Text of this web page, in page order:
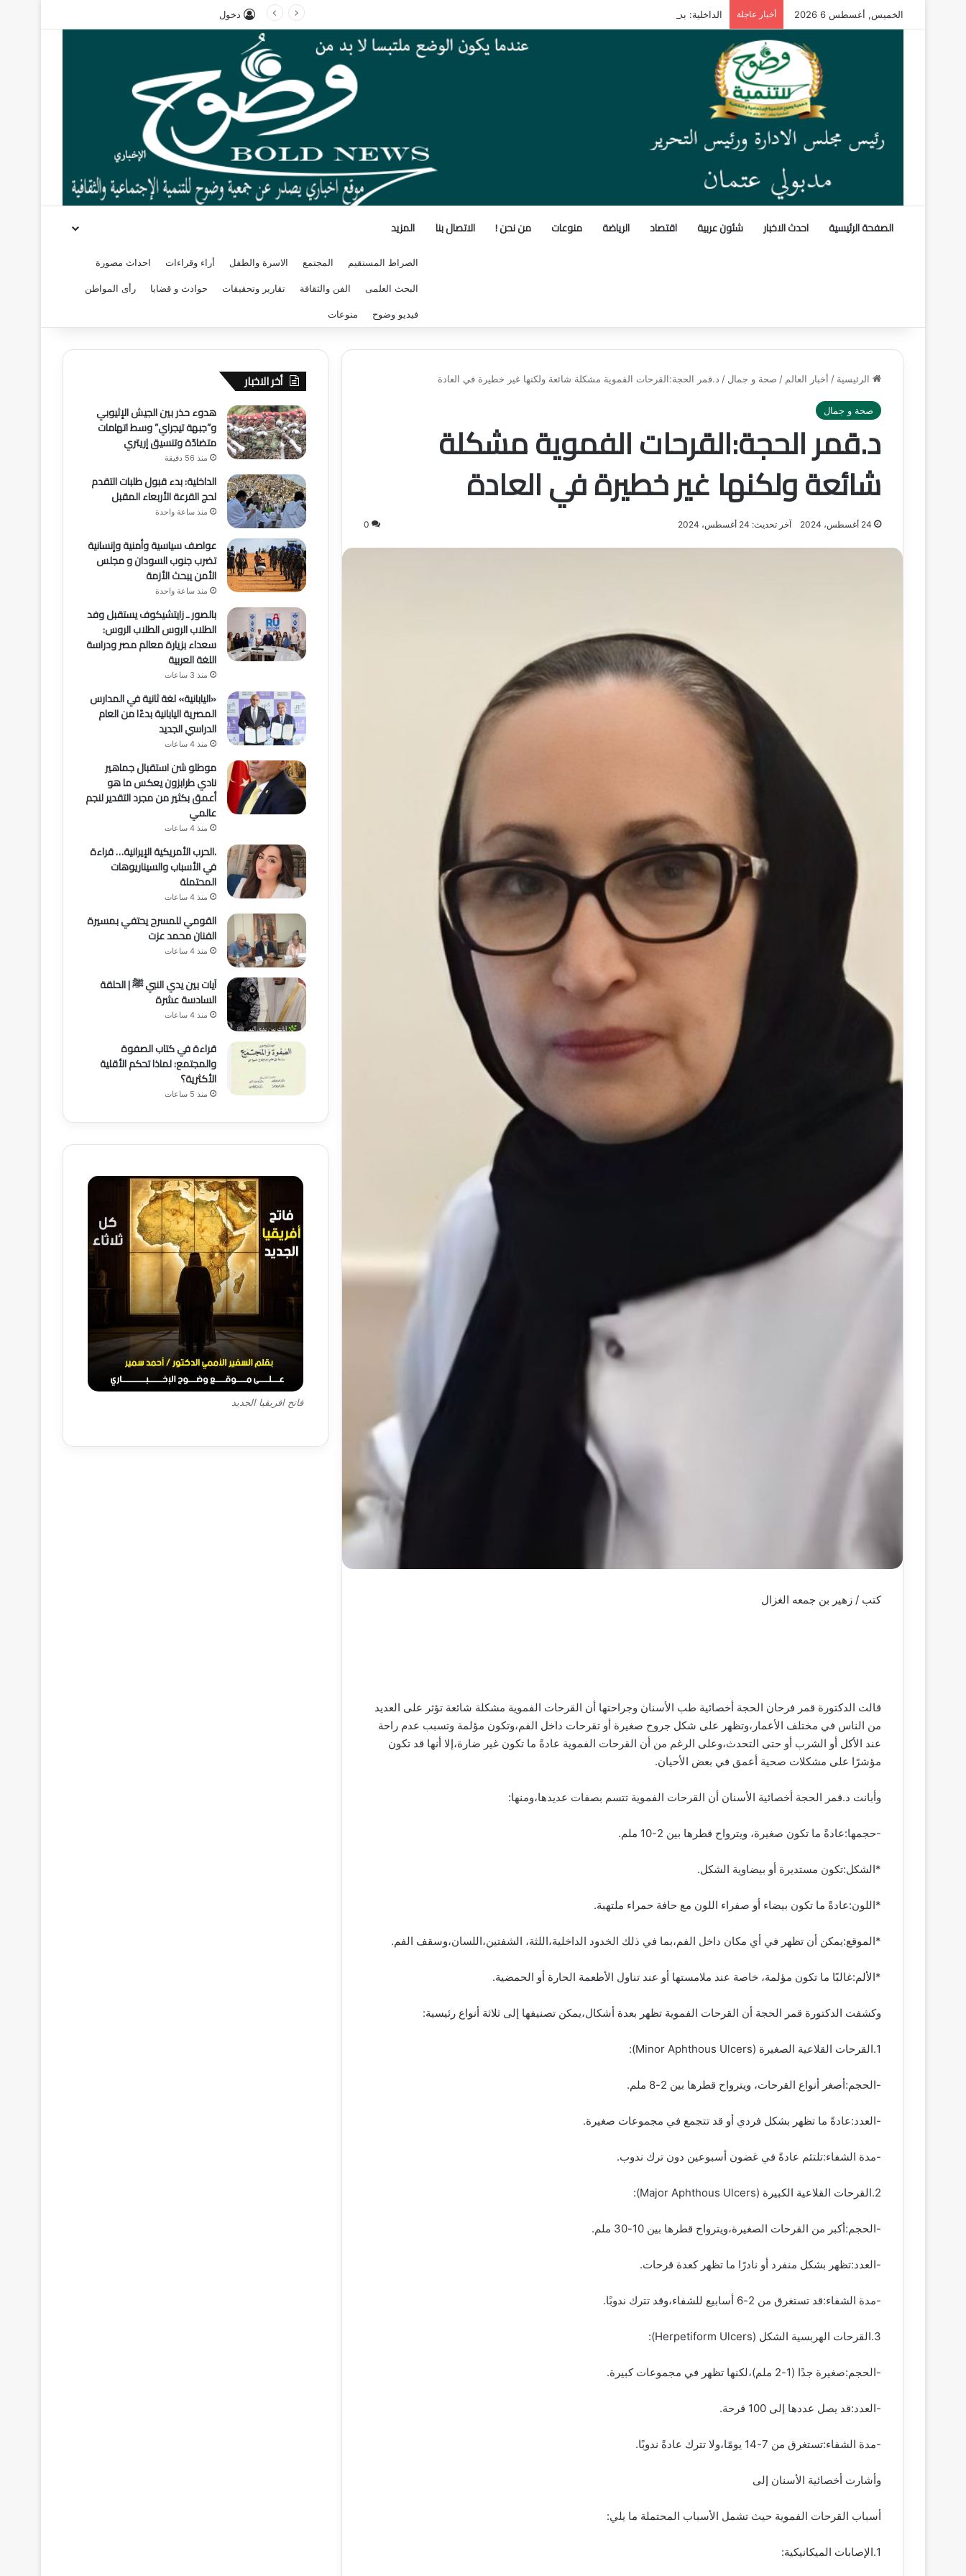
الخميس, أغسطس 6 2026 أخبار عاجلة الداخلية: بدء قبول طلبات التقدم لحج القرعة الأربعاء المقبل دخول
الصفحة الرئيسية احدث الاخبار شئون عربية اقتصاد الرياضة منوعات من نحن ! الاتصال بنا المزيد
الصراط المستقيم المجتمع الاسرة والطفل أراء وقراءات احداث مصورة
البحث العلمى الفن والثقافة تقارير وتحقيقات حوادث و قضايا رأى المواطن
فيديو وضوح منوعات
الرئيسية / أخبار العالم / صحة و جمال / د.قمر الحجة:القرحات الفموية مشكلة شائعة ولكنها غير خطيرة في العادة
صحة و جمال
د.قمر الحجة:القرحات الفموية مشكلة
شائعة ولكنها غير خطيرة في العادة
24 أغسطس، 2024 آخر تحديث: 24 أغسطس، 2024 0
كتب / زهير بن جمعه الغزال
قالت الدكتورة قمر فرحان الحجة أخصائية طب الأسنان وجراحتها أن القرحات الفموية مشكلة شائعة تؤثر على العديد
من الناس في مختلف الأعمار،وتظهر على شكل جروح صغيرة أو تقرحات داخل الفم،وتكون مؤلمة وتسبب عدم راحة
عند الأكل أو الشرب أو حتى التحدث،وعلى الرغم من أن القرحات الفموية عادةً ما تكون غير ضارة،إلا أنها قد تكون
مؤشرًا على مشكلات صحية أعمق في بعض الأحيان.
وأبانت د.قمر الحجة أخصائية الأسنان أن القرحات الفموية تتسم بصفات عديدها،ومنها:
-حجمها:عادةً ما تكون صغيرة، ويترواح قطرها بين 2-10 ملم.
*الشكل:تكون مستديرة أو بيضاوية الشكل.
*اللون:عادةً ما تكون بيضاء أو صفراء اللون مع حافة حمراء ملتهبة.
*الموقع:يمكن أن تظهر في أي مكان داخل الفم،بما في ذلك الخدود الداخلية،اللثة، الشفتين،اللسان،وسقف الفم.
*الألم:غالبًا ما تكون مؤلمة، خاصة عند ملامستها أو عند تناول الأطعمة الحارة أو الحمضية.
وكشفت الدكتورة قمر الحجة أن القرحات الفموية تظهر بعدة أشكال،يمكن تصنيفها إلى ثلاثة أنواع رئيسية:
1.القرحات القلاعية الصغيرة (Minor Aphthous Ulcers):
-الحجم:أصغر أنواع القرحات، ويترواح قطرها بين 2-8 ملم.
-العدد:عادةً ما تظهر بشكل فردي أو قد تتجمع في مجموعات صغيرة.
-مدة الشفاء:تلتئم عادةً في غضون أسبوعين دون ترك ندوب.
2.القرحات القلاعية الكبيرة (Major Aphthous Ulcers):
-الحجم:أكبر من القرحات الصغيرة،ويترواح قطرها بين 10-30 ملم.
-العدد:تظهر بشكل منفرد أو نادرًا ما تظهر كعدة قرحات.
-مدة الشفاء:قد تستغرق من 2-6 أسابيع للشفاء،وقد تترك ندوبًا.
3.القرحات الهربسية الشكل (Herpetiform Ulcers):
-الحجم:صغيرة جدًا (1-2 ملم)،لكنها تظهر في مجموعات كبيرة.
-العدد:قد يصل عددها إلى 100 قرحة.
-مدة الشفاء:تستغرق من 7-14 يومًا،ولا تترك عادةً ندوبًا.
وأشارت أخصائية الأسنان إلى
أسباب القرحات الفموية حيث تشمل الأسباب المحتملة ما يلي:
1.الإصابات الميكانيكية:
أخر الاخبار
هدوء حذر بين الجيش الإثيوبي
و”جبهة تيجراي” وسط اتهامات
متضادّة وتنسيق إريتري
منذ 56 دقيقة
الداخلية: بدء قبول طلبات التقدم
لحج القرعة الأربعاء المقبل
منذ ساعة واحدة
عواصف سياسية وأمنية وإنسانية
تضرب جنوب السودان و مجلس
الأمن يبحث الأزمة
منذ ساعة واحدة
بالصور ـ زايتشيكوف يستقبل وفد
الطلاب الروس الطلاب الروس:
سعداء بزيارة معالم مصر ودراسة
اللغة العربية
منذ 3 ساعات
«اليابانية» لغة ثانية في المدارس
المصرية اليابانية بدءًا من العام
الدراسي الجديد
منذ 4 ساعات
موطلو شن استقبال جماهير
نادي طرابزون يعكس ما هو
أعمق بكثير من مجرد التقدير لنجم
عالمي
منذ 4 ساعات
.الحرب الأمريكية الإيرانية… قراءة
في الأسباب والسيناريوهات
المحتملة
منذ 4 ساعات
القومي للمسرح يحتفي بمسيرة
الفنان محمد عزت
منذ 4 ساعات
آيات بين يدي النبي ﷺ | الحلقة
السادسة عشرة
منذ 4 ساعات
قراءة في كتاب الصفوة
والمجتمع: لماذا تحكم الأقلية
الأكثرية؟
منذ 5 ساعات
فاتح افريقيا الجديد